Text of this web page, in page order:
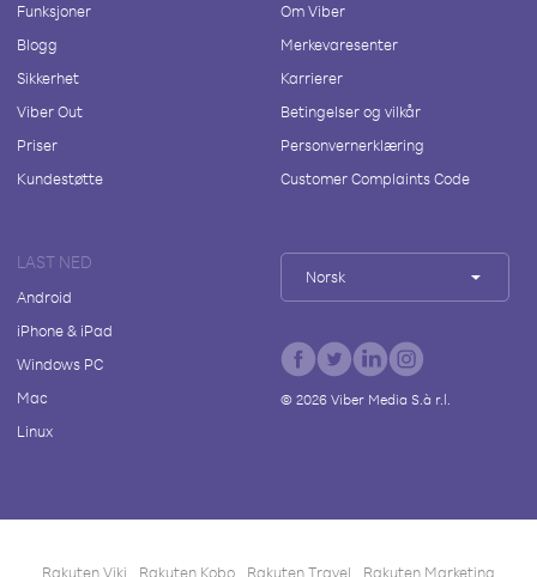
Funksjoner
Blogg
Sikkerhet
Viber Out
Priser
Kundestøtte
Om Viber
Merkevaresenter
Karrierer
Betingelser og vilkår
Personvernerklæring
Customer Complaints Code
LAST NED
Android
iPhone & iPad
Windows PC
Mac
Linux
Norsk
© 2026Viber Media S.à r.l.
Rakuten Viki Rakuten Kobo Rakuten Travel Rakuten Marketing